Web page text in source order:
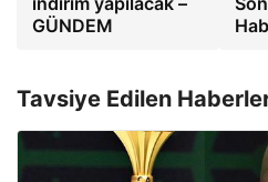
GÜNDEM
Tavsiye Edilen